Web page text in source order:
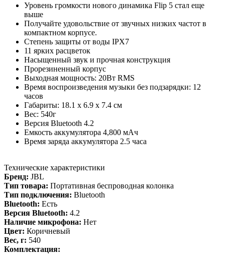
Уровень громкости нового динамика Flip 5 стал еще
выше
Получайте удовольствие от звучных низких частот в
компактном корпусе.
Степень защиты от воды IPX7
11 ярких расцветок
Насыщенный звук и прочная конструкция
Прорезиненный корпус
Выходная мощность: 20Вт RMS
Время воспроизведения музыки без подзарядки: 12
часов
Габариты: 18.1 x 6.9 x 7.4 см
Вес: 540г
Версия Bluetooth 4.2
Емкость аккумулятора 4,800 мАч
Время заряда аккумулятора 2.5 часа
Технические характеристики
Бренд: JBL
Тип товара: Портативная беспроводная колонка
Тип подключения: Bluetooth
Bluetooth: Есть
Версия Bluetooth: 4.2
Наличие микрофона: Нет
Цвет: Коричневый
Вес, г: 540
Комплектация: